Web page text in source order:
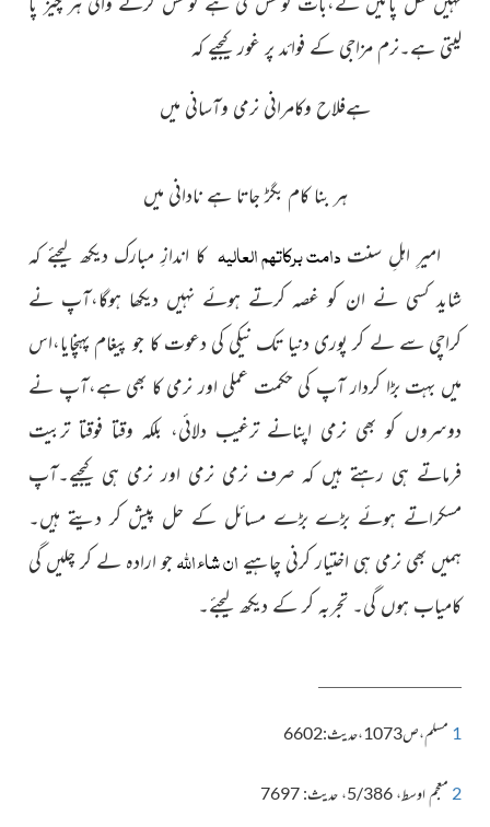
لیتی ہے۔نرم مزاجی کے فوائد پر غور کیجیے کہ
ہےفلاح وکامرانی نرمی وآسانی میں
ہر بنا کام بگڑ جاتا ہے نادانی میں
امیرِ اہلِ سنت دامت برکاتہم العالیہکا اندازِ مبارک دیکھ لیجئے کہ
شاید کسی نے ان کو غصہ کرتے ہوئے نہیں دیکھا ہوگا،آپ نے
کراچی سے لے کر پوری دنیا تک نیکی کی دعوت کا جو پیغام پہنچایا،اس
میں بہت بڑا کردار آپ کی حکمت عملی اور نرمی کا بھی ہے،آپ نے
دوسروں کو بھی نرمی اپنانے ترغیب دلائی، بلکہ وقتا فوقتا تربیت
فرماتے ہی رہتے ہیں کہ صرف نرمی نرمی اور نرمی ہی کیجیے۔آپ
مسکراتے ہوئے بڑے بڑے مسائل کے حل پیش کر دیتے ہیں۔
ہمیں بھی نرمی ہی اختیار کرنی چاہیے ان شاء اللہجو ارادہ لے کر چلیں گی
کامیاب ہوں گی۔ تجربہ کر کے دیکھ لیجئے۔
1 مسلم،ص1073،حدیث:6602
2 معجم اوسط، 5/386، حدیث: 7697